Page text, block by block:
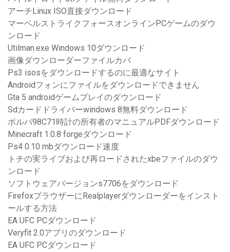
アーチLinux ISO直接ダウンロード
マーベルストライクフォースオンラインPCゲームのダウ
ンロード
Utilman.exe Windows 10ダウンロード
画像ダウンローダーファイルカバ
Ps3 isosをダウンロードするのに最適なサイト
Androidフォンにファイルをダウンロードできません
Gta 5 androidゲームプレイのダウンロード
Sdカードドライバーwindows 8無料ダウンロード
ボルバ98C71時計の所有者のマニュアルPDFダウンロード
Minecraft 1.0.8 forgeダウンロード
Ps4 0.10 mbダウンロード速度
トチの実ライブおよび再ロードされたxbeファイルのダウ
ンロード
ソフトウェアバージョンs7706をダウンロード
FirefoxブラウザーにRealplayerダウンローダーをインスト
ールする方法
EA UFC PCダウンロード
Veryfit 2.0アプリのダウンロード
EA UFC PCダウンロード